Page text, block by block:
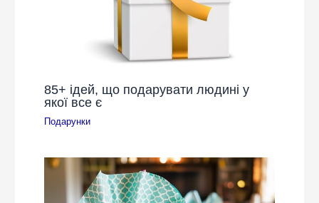
85+ ідей, що подарувати людині у
якої все є
Подарунки